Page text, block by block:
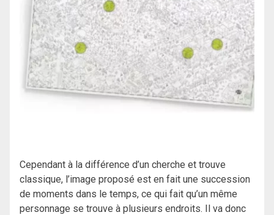
Cependant à la différence d’un cherche et trouve
classique, l’image proposé est en fait une succession
de moments dans le temps, ce qui fait qu’un même
personnage se trouve à plusieurs endroits. Il va donc